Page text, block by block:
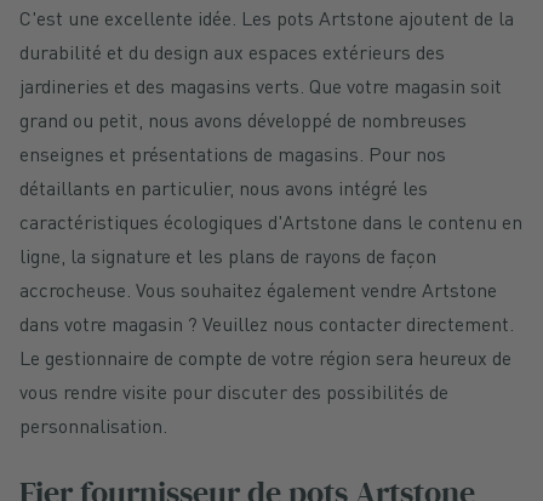
C'est une excellente idée. Les pots Artstone ajoutent de la
durabilité et du design aux espaces extérieurs des
jardineries et des magasins verts. Que votre magasin soit
grand ou petit, nous avons développé de nombreuses
enseignes et présentations de magasins. Pour nos
détaillants en particulier, nous avons intégré les
caractéristiques écologiques d'Artstone dans le contenu en
ligne, la signature et les plans de rayons de façon
accrocheuse. Vous souhaitez également vendre Artstone
dans votre magasin ? Veuillez nous contacter directement.
Le gestionnaire de compte de votre région sera heureux de
vous rendre visite pour discuter des possibilités de
personnalisation.
Fier fournisseur de pots Artstone